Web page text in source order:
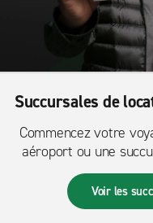
Succursales de
Commencez votre
aéroport ou une
Voir les